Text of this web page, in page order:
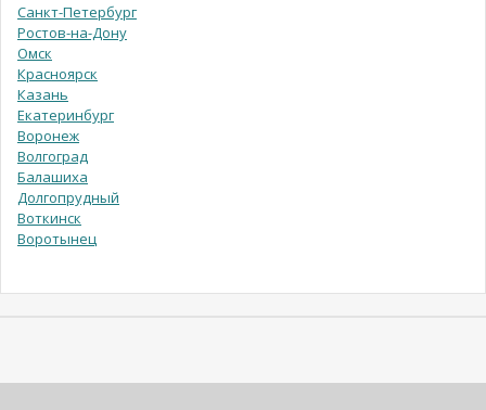
Санкт-Петербург
Ростов-на-Дону
Омск
Красноярск
Казань
Екатеринбург
Воронеж
Волгоград
Балашиха
Долгопрудный
Воткинск
Воротынец